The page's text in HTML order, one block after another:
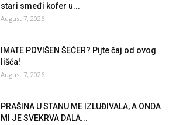
stari smeđi kofer u...
August 7, 2026
IMATE POVIŠEN ŠEĆER? Pijte čaj od ovog
lišća!
August 7, 2026
PRAŠINA U STANU ME IZLUĐIVALA, A ONDA
MI JE SVEKRVA DALA...